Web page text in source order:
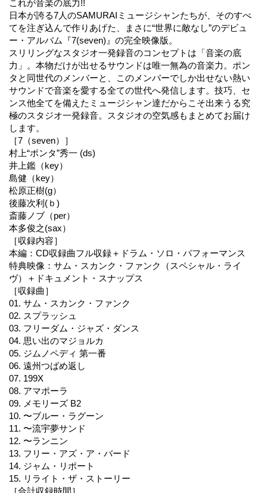
これが音楽の底力!!
日本が誇る7人のSAMURAIミュージシャンたちが、そのすべ
てを注ぎ込んで作りあげた、まさに“世界に敵なし”のデビュ
ー・アルバム『7(seven)』の完全映像版。
スリリングなスタジオ一発録音のコンセプトは「音楽の底
力」。本物だけが出せるサウンドは唯一無為の音楽力。ポン
タと同世代のメンバーと、このメンバーでしか出せない熱い
サウンドで音楽を愛する全ての世代へ発信します。技巧、セ
ンス他全てを備えたミュージシャン達だからこそ出来うる究
極のスタジオ一発録音。スタジオの空気感もまとめてお届け
します。
［7（seven）］
村上“ポンタ”秀一 (ds)
井上鑑（key）
島健（key）
松原正樹(g）
後藤次利(ｂ)
斎藤ノブ（per）
本多俊之(sax）
［収録内容］
本編：CD収録曲フル収録＋ドラム・ソロ・パフォーマンス
特典映像：サム・スカンク・ファンク（スペシャル・ライ
ヴ）＋ドキュメント・スナップス
［収録曲］
01. サム・スカンク・ファンク
02. スプラッシュ
03. フリーダム・ジャズ・ダンス
04. 思い出のマジョルカ
05. ジムノペディ 第一番
06. 遠州つばめ返し
07. 199X
08. アマポーラ
09. メモリーズ B2
10. 〜ブルー・ラグーン
11. 〜流宇夢サンド
12. 〜ランニン
13. フリー・アズ・ア・バード
14. ジャム・リポート
15. リライト・ザ・ストーリー